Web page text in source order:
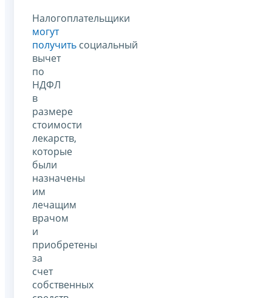
Налогоплательщики
могут
получить социальный
вычет
по
НДФЛ
в
размере
стоимости
лекарств,
которые
были
назначены
им
лечащим
врачом
и
приобретены
за
счет
собственных